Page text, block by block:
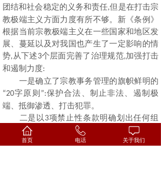
团结和社会稳定的义务和责任,但是在打击宗
教极端主义方面力度有所不够。新《条例》
根据当前宗教极端主义在一些国家和地区发
展、蔓延以及对我国也产生了一定影响的情
势, 从下述3个层面完善了治理规范,加强打击
和遏制力度:
一是确立了宗教事务管理的旗帜鲜明的
“20字原则 ”:保护合法、制止非法、遏制极
端、抵御渗透、打击犯罪。
二是以 3项禁止性条款明确划出任何组
织、个人均不得逾越的“
即任何组织、
个人不得在不同宗教之间、同一宗教内部以
首页 电话 关于我们